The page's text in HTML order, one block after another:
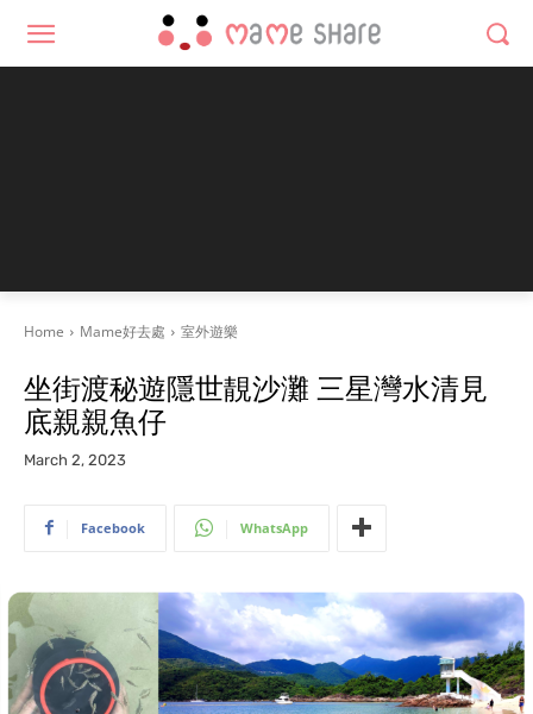
Home Mame好去處 室外遊樂
坐街渡秘遊隱世靚沙灘 三星灣水清見
底親親魚仔
March 2, 2023
Facebook WhatsApp